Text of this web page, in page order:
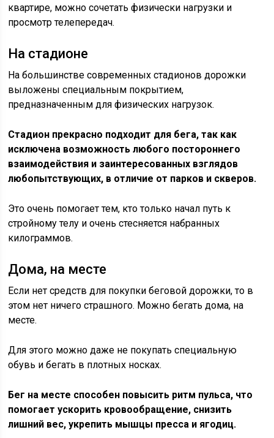
квартире, можно сочетать физически нагрузки и
просмотр телепередач.
На стадионе
На большинстве современных стадионов дорожки
выложены специальным покрытием,
предназначенным для физических нагрузок.
Стадион прекрасно подходит для бега, так как
исключена возможность любого постороннего
взаимодействия и заинтересованных взглядов
любопытствующих, в отличие от парков и скверов.
Это очень помогает тем, кто только начал путь к
стройному телу и очень стесняется набранных
килограммов.
Дома, на месте
Если нет средств для покупки беговой дорожки, то в
этом нет ничего страшного. Можно бегать дома, на
месте.
Для этого можно даже не покупать специальную
обувь и бегать в плотных носках.
Бег на месте способен повысить ритм пульса, что
помогает ускорить кровообращение, снизить
лишний вес, укрепить мышцы пресса и ягодиц.